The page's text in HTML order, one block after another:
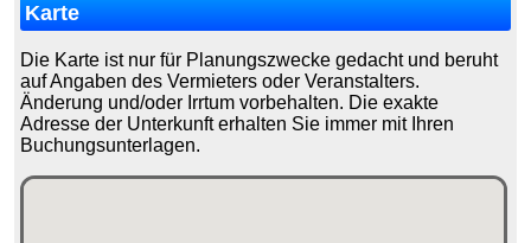
Karte
Die Karte ist nur für Planungszwecke gedacht und beruht
auf Angaben des Vermieters oder Veranstalters.
Änderung und/oder Irrtum vorbehalten. Die exakte
Adresse der Unterkunft erhalten Sie immer mit Ihren
Buchungsunterlagen.